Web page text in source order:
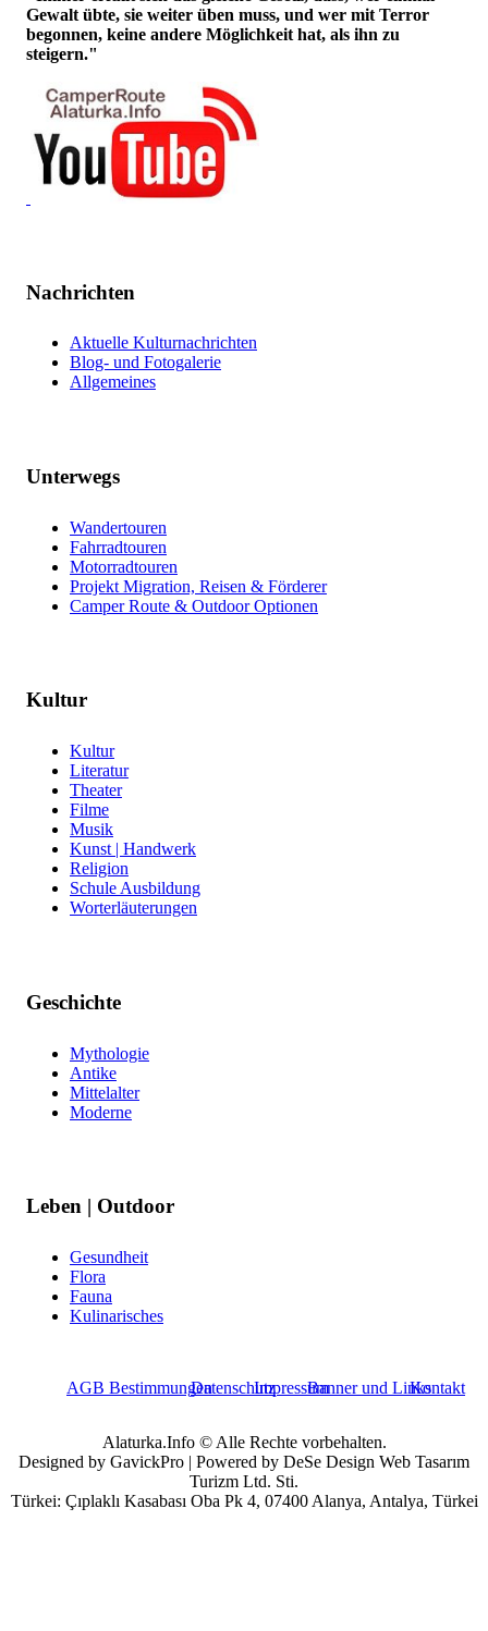
Gewalt übte, sie weiter üben muss, und wer mit Terror
begonnen, keine andere Möglichkeit hat, als ihn zu
steigern."
Nachrichten
Aktuelle Kulturnachrichten
Blog- und Fotogalerie
Allgemeines
Unterwegs
Wandertouren
Fahrradtouren
Motorradtouren
Projekt Migration, Reisen & Förderer
Camper Route & Outdoor Optionen
Kultur
Kultur
Literatur
Theater
Filme
Musik
Kunst | Handwerk
Religion
Schule Ausbildung
Worterläuterungen
Geschichte
Mythologie
Antike
Mittelalter
Moderne
Leben | Outdoor
Gesundheit
Flora
Fauna
Kulinarisches
AGB BestimmungenDatenschutzImpressumBanner und LinksKontakt
Alaturka.Info © Alle Rechte vorbehalten.
Designed by GavickPro | Powered by DeSe Design Web Tasarım
Turizm Ltd. Sti.
Türkei: Çıplaklı Kasabası Oba Pk 4, 07400 Alanya, Antalya, Türkei